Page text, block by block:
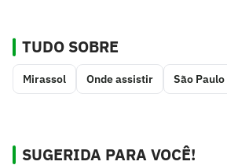
TUDO SOBRE
Mirassol Onde assistir São Paulo
SUGERIDA PARA VOCÊ!